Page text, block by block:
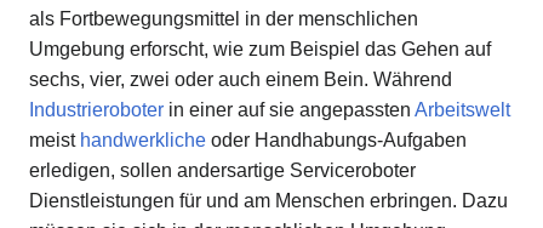
als Fortbewegungsmittel in der menschlichen
Umgebung erforscht, wie zum Beispiel das Gehen auf
sechs, vier, zwei oder auch einem Bein. Während
Industrieroboter in einer auf sie angepassten Arbeitswelt
meist handwerkliche oder Handhabungs-Aufgaben
erledigen, sollen andersartige Serviceroboter
Dienstleistungen für und am Menschen erbringen. Dazu